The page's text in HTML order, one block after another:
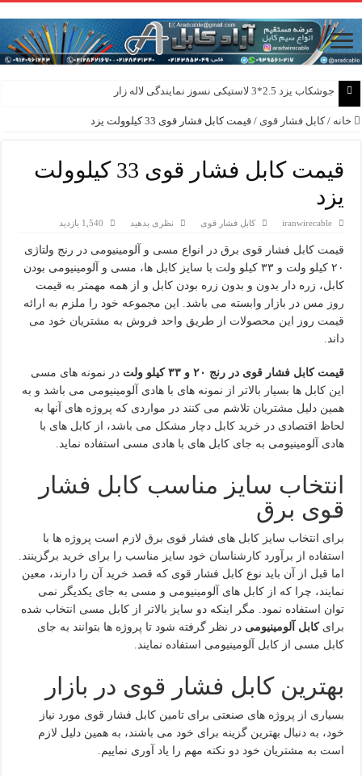
جوشکاب یزد 2.5*3 لاستیکی نسوز نمایندگی لاله زار
خانه / کابل فشار قوی / قیمت کابل فشار قوی 33 کیلوولت یزد
قیمت کابل فشار قوی 33 کیلوولت
یزد
iranwirecable کابل فشار قوی نظری بدهید 1,540 بازدید
قیمت کابل فشار قوی برق در انواع مسی و آلومینیومی در رنج ولتاژی
۲۰ کیلو ولت و ۳۳ کیلو ولت با سایز کابل ها، مسی و آلومینیومی بودن
کابل، زره دار بدون و بدون زره بودن کابل و از همه مهمتر به قیمت
روز مس در بازار وابسته می باشد. این مجموعه خود را ملزم به ارائه
قیمت روز این محصولات از طریق واحد فروش به مشتریان خود می
داند.
قیمت کابل فشار قوی در رنج ۲۰ و ۳۳ کیلو ولت
در نمونه های مسی
این کابل ها بسیار بالاتر از نمونه های با هادی آلومینیومی می باشد و به
همین دلیل مشتریان تلاشم می کنند در مواردی که پروژه های آنها به
لحاظ اقتصادی در خرید کابل دچار مشکل می باشد، از کابل های با
هادی آلومینیومی به جای کابل های با هادی مسی استفاده نماید.
انتخاب سایز مناسب کابل فشار
قوی برق
برای انتخاب سایز کابل های فشار قوی برق لازم است پروژه ها با
استفاده از برآورد کارشناسان خود سایز مناسب را برای خرید برگزینند.
اما قبل از آن باید نوع کابل فشار قوی که قصد خرید آن را دارند، معین
نمایند، چرا که از کابل های آلومینیومی و مسی به جای یکدیگر نمی
توان استفاده نمود. مگر اینکه دو سایز بالاتر از کابل مسی انتخاب شده
برایکابل آلومینیومی در نظر گرفته شود تا پروژه ها بتوانند به جای
کابل مسی از کابل آلومینیومی استفاده نمایند.
بهترین کابل فشار قوی در بازار
بسیاری از پروژه های صنعتی برای تامین کابل فشار قوی مورد نیاز
خود، به دنبال بهترین گزینه برای خود می باشند، به همین دلیل لازم
است به مشتریان خود دو نکته مهم را یاد آوری نماییم.